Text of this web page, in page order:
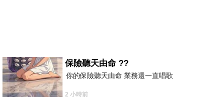
保險聽天由命 ??
你的保險聽天由命 業務還一直唱歌
2 小時前